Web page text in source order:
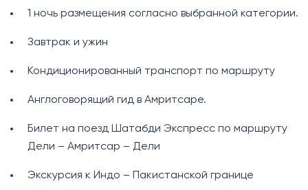
1 ночь размещения согласно выбранной категории.
Завтрак и ужин
Кондиционированный транспорт по маршруту
Англоговорящий гид в Амритсаре.
Билет на поезд Шатабди Экспресс по маршруту
Дели – Амритсар – Дели
Экскурсия к Индо – Пакистанской границе